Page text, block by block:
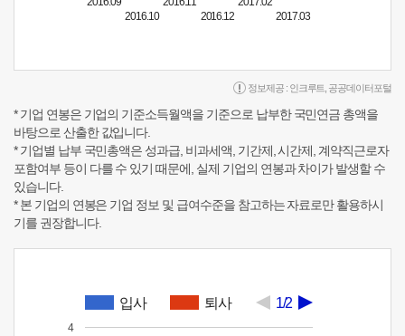
2016.10
2016.12
2017.03
정보제공 : 인크루트 공공데이터포털
* 기업 연봉은 기업의 기준소득월액을 기준으로 납부한 국민연금 총액을
바탕으로 산출한 값입니다.
* 기업별 납부 국민총액은 성과급, 비과세액, 기간제, 시간제, 계약직근로자
포함여부 등이 다를 수 있기 때문에, 실제 기업의 연봉과 차이가 발생할 수
있습니다.
* 본 기업의 연봉은 기업 정보 및 급여수준을 참고하는 자료로만 활용하시
기를 권장합니다.
입사 퇴사 1/2
4